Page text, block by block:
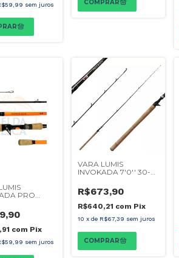
sem juros
PRO
com Pix
sem juros
VARA LUMIS
INVOKADA 7'0'' 30-
CARRETILHA
R$673,90
R$640,21 com Pix
10 x de R$67,39 sem juros